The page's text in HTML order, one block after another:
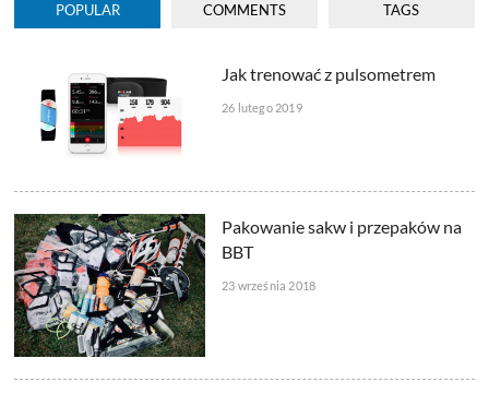
POPULAR COMMENTS TAGS
Jak trenować z pulsometrem
26 lutego 2019
Pakowanie sakw i przepaków na
BBT
23 września 2018